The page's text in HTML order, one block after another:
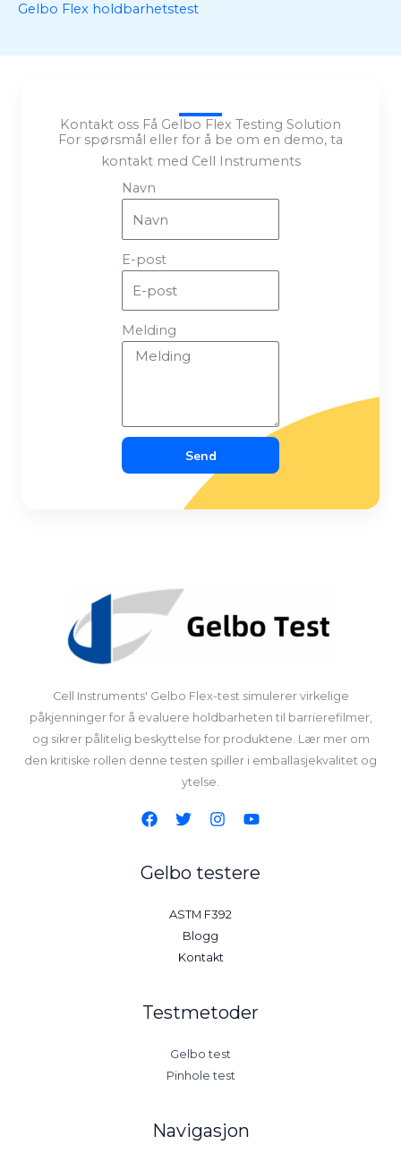
Gelbo Flex holdbarhetstest
Kontakt oss Få Gelbo Flex Testing Solution
For spørsmål eller for å be om en demo, ta
kontakt med Cell Instruments
Navn
E-post
Melding
Send
Cell Instruments' Gelbo Flex-test simulerer virkelige
påkjenninger for å evaluere holdbarheten til barrierefilmer,
og sikrer pålitelig beskyttelse for produktene. Lær mer om
den kritiske rollen denne testen spiller i emballasjekvalitet og
ytelse.
Gelbo testere
ASTM F392
Blogg
Kontakt
Testmetoder
Gelbo test
Pinhole test
Navigasjon